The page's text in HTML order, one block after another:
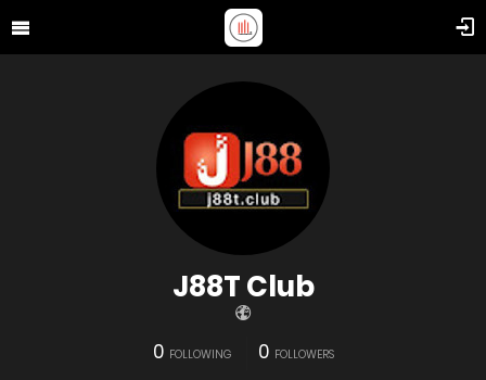
J88T Club
0 FOLLOWING 0 FOLLOWERS